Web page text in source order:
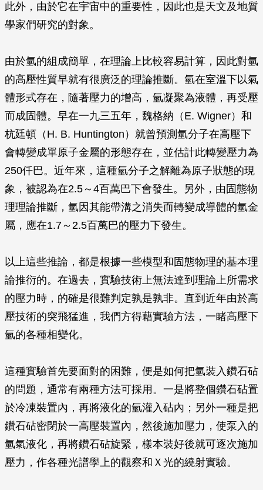
此外，由於它在宇宙中的重要性，因此也是天文及地質
學家們研究的對象。
由於氫的組成簡單，在理論上比較容易計算，因此對氫
的高壓性質早就有很廣泛的理論推斷。氫在室溫下以氣
體形式存在，隨著壓力的增高，氫凝聚為液體，再受壓
而成固體。早在一九三五年，魏格納（E. Wigner）和
杭廷頓（H. B. Huntington）就曾預測氫分子在高壓下
會轉變成單原子金屬的形態存在，並估計此轉變壓力為
250仟巴。近年來，這種氫分子之解離為原子狀態的現
象，被認為在2.5～4百萬巴下會發生。另外，由固態物
理理論推斷，氫因其能帶溝之消失而轉變成導體的氫金
屬，應在1.7～2.5百萬巴的壓力下發生。
以上這些推論，都是根據一些模型和固態物理的基本理
論推衍的。在過去，實驗技術上無法達到理論上所需求
的壓力時，的確是很難判定孰是孰非。直到近年由於高
壓技術的突飛猛進，我們方得藉實驗方法，一睹高壓下
氫的各種相變化。
這種實驗首先要面對的困難，便是如何把氫裝入鑽石砧
的問題，通常有兩種方法可採用。一是將整個鑽石砧置
於冷凍裝置內，再將液化的氫灌入砧內；另外一種是把
鑽石砧密閉於一高壓裝置內，然後施加壓力，使泵入的
氫氣液化，再將鑽石砧旋緊，樣本裝好後就可逐次施加
壓力，作各種光譜學上的觀察和Ｘ光的繞射實驗。